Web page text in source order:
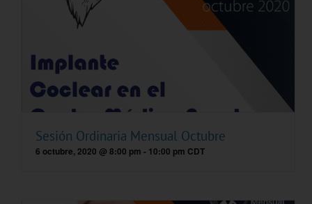
Sesión Ordinaria Mensual Octubre
6 octubre, 2020 @ 8:00 pm - 10:00 pm CDT